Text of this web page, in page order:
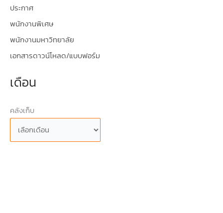
ประกาศ
พนักงานพิเศษ
พนักงานมหาวิทยาลัย
เอกสารดาวน์โหลด/แบบฟอร์ม
เดือน
คลังเก็บ